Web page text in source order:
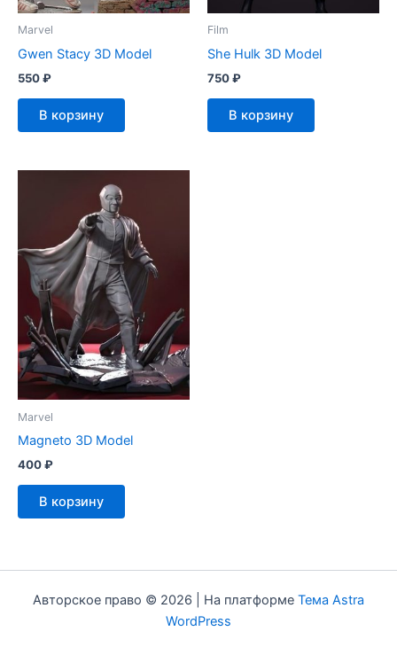
Marvel
Gwen Stacy 3D Model
550₽
В корзину
Film
She Hulk 3D Model
750₽
В корзину
Marvel
Magneto 3D Model
400₽
В корзину
Авторское право © 2026 | На платформе Тема Astra
WordPress